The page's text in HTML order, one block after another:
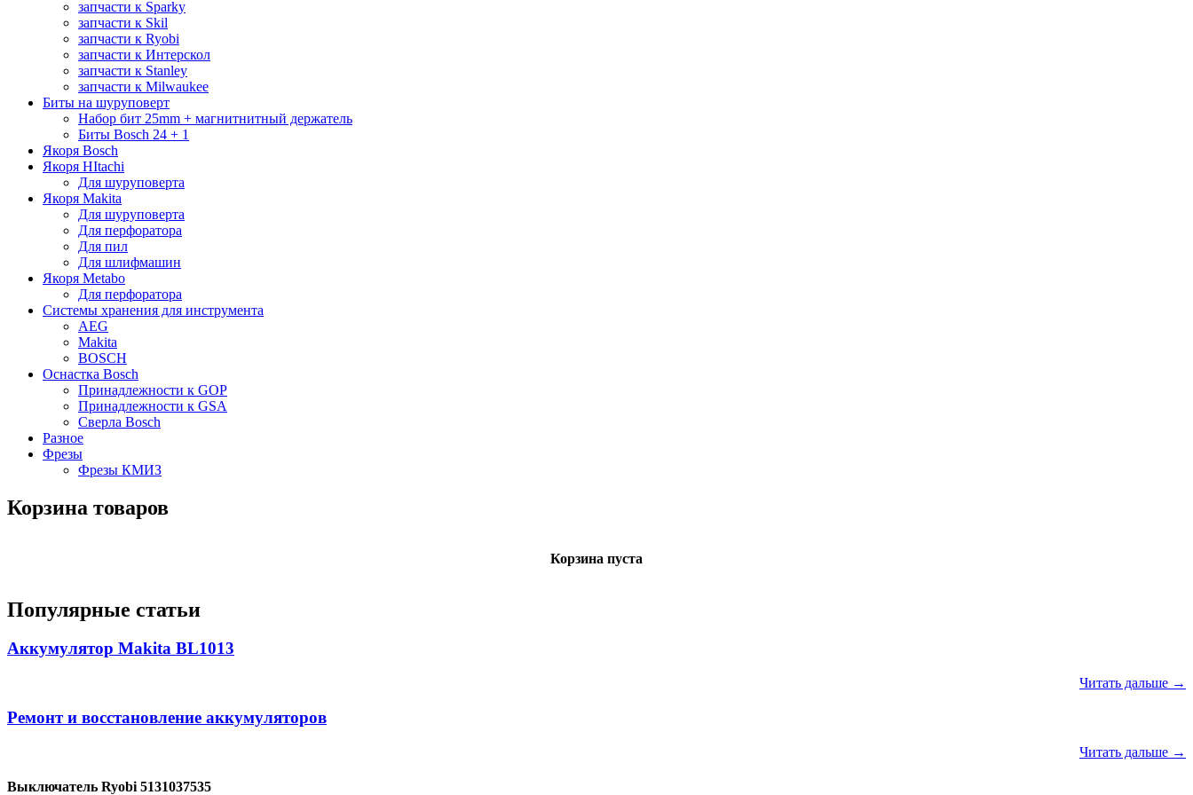
запчасти к Sparky
запчасти к Skil
запчасти к Ryobi
запчасти к Интерскол
запчасти к Stanley
запчасти к Milwaukee
Биты на шуруповерт
Набор бит 25mm + магнитнитный держатель
Биты Bosch 24 + 1
Якоря Bosch
Якоря HItachi
Для шуруповерта
Якоря Makita
Для шуруповерта
Для перфоратора
Для пил
Для шлифмашин
Якоря Metabo
Для перфоратора
Системы хранения для инструмента
AEG
Makita
BOSCH
Оснастка Bosch
Принадлежности к GOP
Принадлежности к GSA
Сверла Bosch
Разное
Фрезы
Фрезы КМИЗ
Корзина товаров
Корзина пуста
Популярные статьи
Аккумулятор Makita BL1013
Читать дальше →
Ремонт и восстановление аккумуляторов
Читать дальше →
Выключатель Ryobi 5131037535